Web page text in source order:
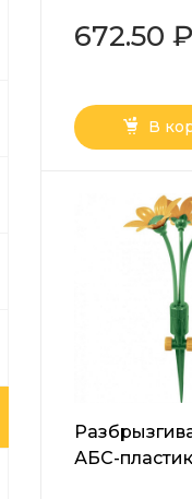
регулятор
672.50 ₽
В
АБС-